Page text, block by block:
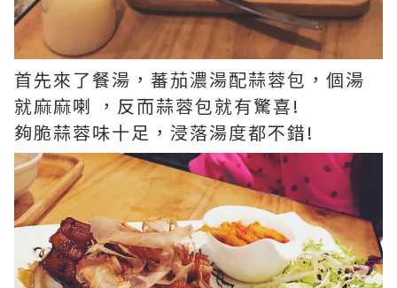
首先來了餐湯，蕃茄濃湯配蒜蓉包，個湯
就麻麻喇 ，反而蒜蓉包就有驚喜!
夠脆蒜蓉味十足，浸落湯度都不錯!